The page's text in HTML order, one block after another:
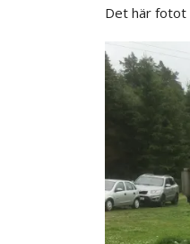
Det här fotot